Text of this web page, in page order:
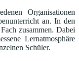
Organisationen
an. In den
zusammen. Dabei
Lernatmosphäre
Schüler.